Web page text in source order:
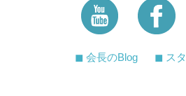
◼︎ 会長のBlog ◼︎ ス